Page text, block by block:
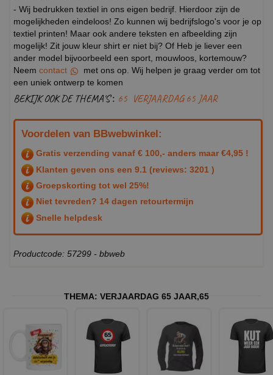
- Wij bedrukken textiel in ons eigen bedrijf. Hierdoor zijn de
mogelijkheden eindeloos! Zo kunnen wij bedrijfslogo's voor je op
textiel printen! Maar ook andere teksten en afbeelding zijn
mogelijk! Zit jouw kleur shirt er niet bij? Of Heb je liever een
ander model bijvoorbeeld een sport, mouwloos, kortemouw?
Neem contact
met ons op. Wij helpen je graag verder om tot
een uniek ontwerp te komen
BEKIJK OOK DE THEMA'S : 65 VERJAARDAG 65 JAAR
Voordelen van BBwebwinkel:
Gratis verzending vanaf € 100,- anders maar €4,95 !
Klanten geven ons een 9.1 (reviews: 3201 )
Groepskorting tot wel 25%!
Niet tevreden? 14 dagen retourtermijn
Snelle helpdesk
Productcode: 57299 - bbweb
THEMA: VERJAARDAG 65 JAAR,65